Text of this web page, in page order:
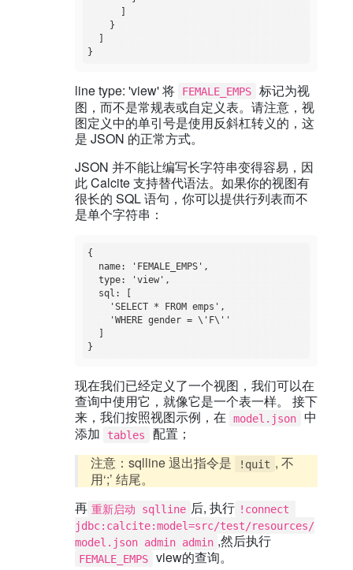
      ]
    }
  ]
line type: 'view' 将 FEMALE_EMPS
标记为视
图，而不是常规表或自定义表。请注意，视
图定义中的单引号是使用反斜杠转义的，这
是 JSON 的正常方式。
JSON 并不能让编写长字符串变得容易，因
此 Calcite 支持替代语法。如果你的视图有
很长的 SQL 语句，你可以提供行列表而不
是单个字符串：
{
  name: 'FEMALE_EMPS',
  type: 'view',
  sql: [
    'SELECT * FROM emps',
    'WHERE gender = \'F\''
现在我们已经定义了一个视图，我们可以在
查询中使用它，就像它是一个表一样。 接下
来，我们按照视图示例，在
model.json
中
添加
tables
配置；
注意：sqlline 退出指令是
!quit , 不
用‘;’ 结尾。
再 重新启动 sqlline 后, 执行 !connect
jdbc:calcite:model=src/test/resources/
model.json admin admin ,然后执行
FEMALE_EMPS view的查询。